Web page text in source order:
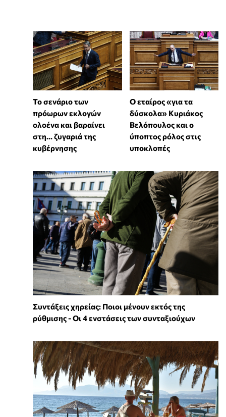
Το σενάριο των
πρόωρων εκλογών
ολοένα και βαραίνει
στη… ζυγαριά της
κυβέρνησης
Ο εταίρος «για τα
δύσκολα» Κυριάκος
Βελόπουλος και ο
ύποπτος ρόλος στις
υποκλοπές
Συντάξεις χηρείας: Ποιοι μένουν εκτός της
ρύθμισης - Οι 4 ενστάσεις των συνταξιούχων